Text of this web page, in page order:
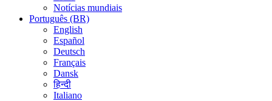
Notícias mundiais
Português (BR)
English
Español
Deutsch
Français
Dansk
हिन्दी
Italiano